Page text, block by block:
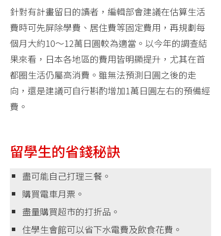
針對有計畫留日的讀者，編輯部會建議在估算生活
費時可先屏除學費、居住費等固定費用，再規劃每
個月大約10～12萬日圓較為適當。以今年的調查結
果來看，日本各地區的費用皆明顯提升，尤其在首
都圈生活仍屬高消費。雖無法預測日圓之後的走
向，還是建議可自行斟酌增加1萬日圓左右的預備經
費。
留學生的省錢秘訣
盡可能自己打理三餐。
購買電車月票。
盡量購買超市的打折品。
住學生會館可以省下水電費及飲食花費。